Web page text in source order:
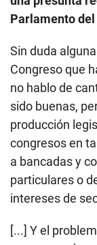
Parlamento
Sin duda
Congreso que
no hablo de
sido buenas,
producción
congresos en
a bancadas y
particulares o
intereses de
[...] Y el